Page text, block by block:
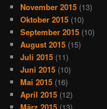
November 2015 (13)
Oktober 2015 (10)
September 2015 (10)
August 2015 (15)
Juli 2015 (11)
Juni 2015 (10)
Mai 2015 (16)
April 2015 (12)
März 2015 (13)